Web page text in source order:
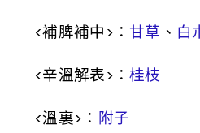
<補脾補中 > ：甘草 、 白
<辛溫解表> ：桂枝
<溫裏> ： 附子